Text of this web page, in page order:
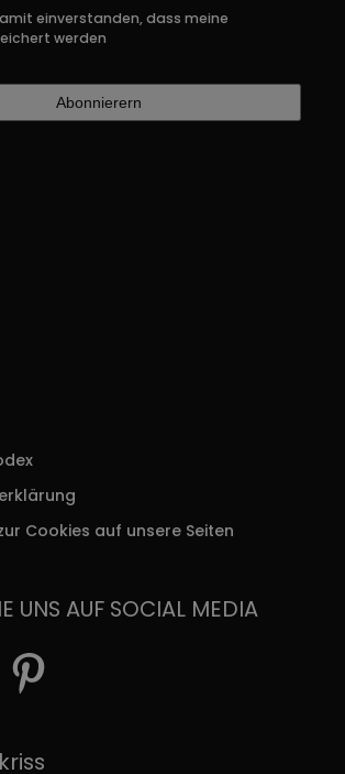
einverstanden, dass meine
werden
Cookies auf unsere Seiten
UNS AUF SOCIAL MEDIA